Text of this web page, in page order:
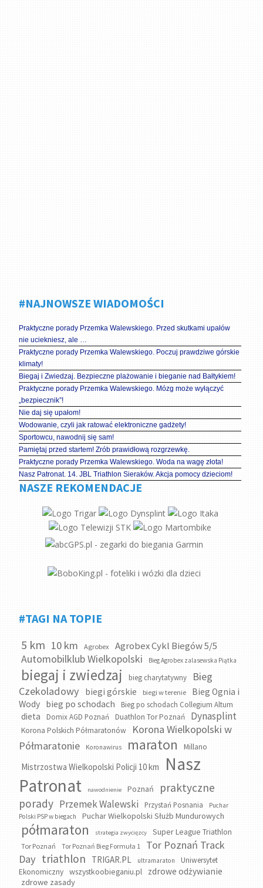
#NAJNOWSZE WIADOMOŚCI
Praktyczne porady Przemka Walewskiego. Przed skutkami upałów
nie uciekniesz, ale …
Praktyczne porady Przemka Walewskiego. Poczuj prawdziwe górskie
klimaty!
Biegaj i Zwiedzaj. Bezpieczne plażowanie i bieganie nad Bałtykiem!
Praktyczne porady Przemka Walewskiego. Mózg może wyłączyć
„bezpiecznik”!
Nie daj się upałom!
Wodowanie, czyli jak ratować elektroniczne gadżety!
Sportowcu, nawodnij się sam!
Pamiętaj przed startem! Zrób prawidłową rozgrzewkę.
Praktyczne porady Przemka Walewskiego. Woda na wagę złota!
Nasz Patronat. 14. JBL Triathlon Sieraków. Akcja pomocy dzieciom!
NASZE REKOMENDACJE
#TAGI NA TOPIE
5 km 10 km Agrobex Agrobex Cykl Biegów 5/5
Automobilklub Wielkopolski Bieg Agrobex zalasewska Piątka
biegaj i zwiedzaj bieg charytatywny
Bieg
Czekoladowy
biegi górskie biegi w terenie
Bieg Ognia i
Wody bieg po schodach Bieg po schodach Collegium Altum
dieta Domix AGD Poznań Duathlon Tor Poznań Dynasplint
Korona Polskich Półmaratonów
Korona Wielkopolski w
Półmaratonie
Koronawirus maraton Millano
Mistrzostwa Wielkopolski Policji 10 km
Nasz
Patronat
nawodnienie Poznań
praktyczne
porady Przemek Walewski Przystań Posnania
Puchar
Polski PSP w biegach
Puchar Wielkopolski Służb Mundurowych
półmaraton strategia zwycięzcy Super League Triathlon
Tor Poznań Tor Poznań Bieg Formuła 1
Tor Poznań Track
Day triathlon TRIGAR.PL ultramaraton
Uniwersytet
Ekonomiczny
wszystkoobieganiu.pl zdrowe odżywianie
zdrowe zasady